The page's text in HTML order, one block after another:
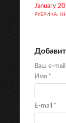
January
РУБРИКА:
Ваш e-
Имя *
E-mail *